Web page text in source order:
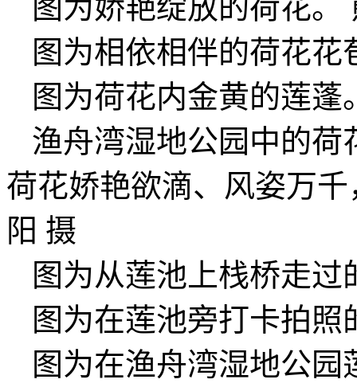
图为娇艳绽放的荷花。
图为相依相伴的荷花
图为荷花内金黄的莲蓬
渔舟湾湿地公园中的荷
荷花娇艳欲滴、风姿万
阳 摄
图为从莲池上栈桥走过
图为在莲池旁打卡拍照
图为在渔舟湾湿地公